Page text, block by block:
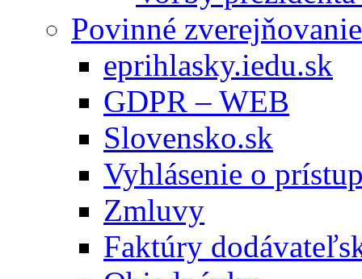
Povinné zverejňovanie
eprihlasky.iedu.sk
GDPR – WEB
Slovensko.sk
Vyhlásenie o
Zmluvy
Faktúry